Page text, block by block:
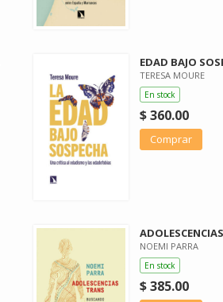
EDAD BAJO
TERESA MOURE
En stock
$ 360.00
Comprar
NOEMI PARRA
En stock
$ 385.00